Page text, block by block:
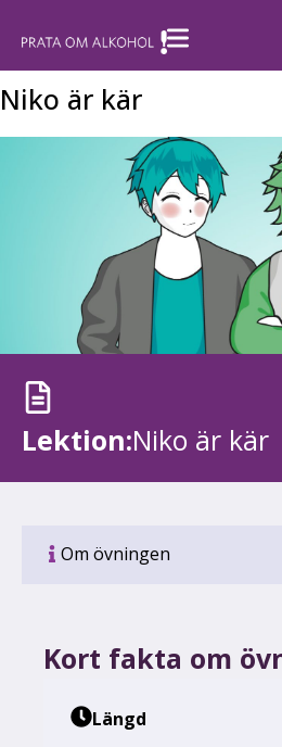
Niko är kär
Lektion:Niko är kär
Om övningen
Kort fakta om
Längd